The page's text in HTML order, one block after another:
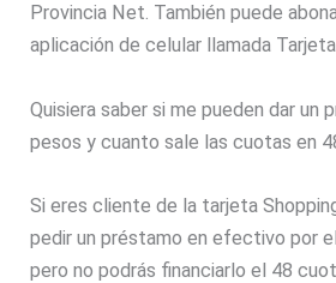
Provincia Net. También puede
aplicación de celular llamada
Quisiera saber si me pueden dar un
pesos y cuanto sale las cuotas en
Si eres cliente de la tarjeta
pedir un préstamo en efectivo por
pero no podrás financiarlo el 48